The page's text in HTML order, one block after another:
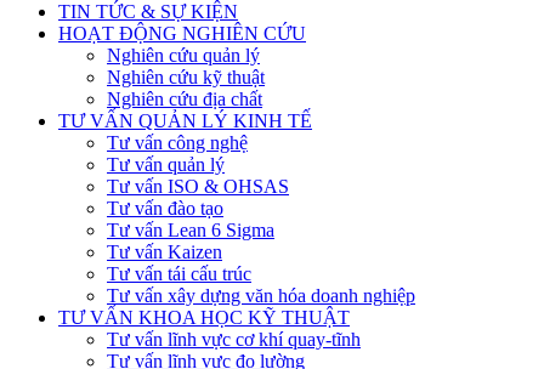
TIN TỨC & SỰ KIỆN
HOẠT ĐỘNG NGHIÊN CỨU
Nghiên cứu quản lý
Nghiên cứu kỹ thuật
Nghiên cứu địa chất
TƯ VẤN QUẢN LÝ KINH TẾ
Tư vấn công nghệ
Tư vấn quản lý
Tư vấn ISO & OHSAS
Tư vấn đào tạo
Tư vấn Lean 6 Sigma
Tư vấn Kaizen
Tư vấn tái cấu trúc
Tư vấn xây dựng văn hóa doanh nghiệp
TƯ VẤN KHOA HỌC KỸ THUẬT
Tư vấn lĩnh vực cơ khí quay-tĩnh
Tư vấn lĩnh vực đo lường